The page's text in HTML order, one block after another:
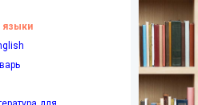
языки